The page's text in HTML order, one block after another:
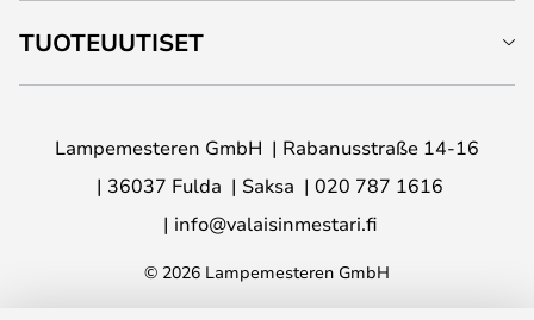
TUOTEUUTISET
Lampemesteren GmbH
Rabanusstraße 14-16
36037 Fulda
Saksa
020 787 1616
info@valaisinmestari.fi
© 2026 Lampemesteren GmbH